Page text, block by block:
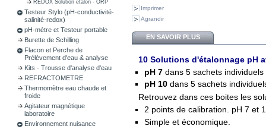
REDOX Solution étalon - ORP
Testeur Stylo (pH-conductivité-
salinité-redox)
pH-mètre et Testeur portable
Burette de Schilling
Flacon et Perche de
Prélèvement d'eau & analyse
Kits - Trousse d'analyse d'eau
REFRACTOMETRE
Thermomètre eau chaude et
froide
Agitateur magnétique
laboratoire
Environnement nuisance
Imprimer
Agrandir
EN SAVOIR PLUS
10 Solutions d'étalonnage pH
pH 7 dans 5 sachets
pH 10 dans 5 sachets
Retrouvez dans ces boites les
2 points de calibration. pH 7 et
Simple et économique.